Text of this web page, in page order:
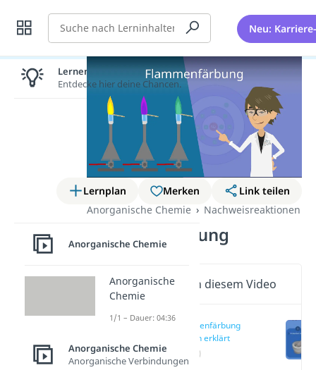
Suche Neu:
Lernplan Merken
Link teilen
Anorganische Chemie
Nachweisreaktionen
Flammenfärbung
Wichtige Inhalte in diesem Video
Flammenfärbung
einfach erklärt
(00:12)
Lernen lohnt sich!
Entdecke hier deine Chancen.
Anorganische Chemie
Anorganische
Chemie
1/1 – Dauer: 04:36
Anorganische Chemie
Anorganische Verbindungen